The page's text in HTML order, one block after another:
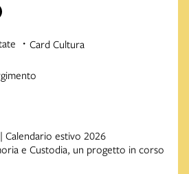
Card Cultura
Calendario estivo 2026
e Custodia, un progetto in corso